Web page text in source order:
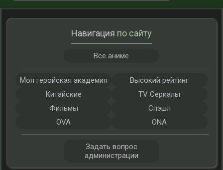
Навигация по сайту
Все аниме
Моя геройская академия
Высокий рейтинг
Китайские
TV Сериалы
Фильмы
Спэшл
OVA
ONA
Задать вопрос
администрации